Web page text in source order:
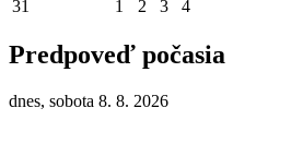
31
1 2 3 4
Predpoveď počasia
dnes, sobota 8. 8. 2026